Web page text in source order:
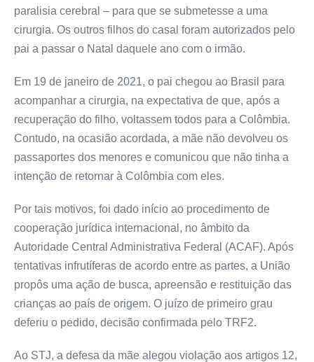
paralisia cerebral – para que se submetesse a uma
cirurgia. Os outros filhos do casal foram autorizados pelo
pai a passar o Natal daquele ano com o irmão.
Em 19 de janeiro de 2021, o pai chegou ao Brasil para
acompanhar a cirurgia, na expectativa de que, após a
recuperação do filho, voltassem todos para a Colômbia.
Contudo, na ocasião acordada, a mãe não devolveu os
passaportes dos menores e comunicou que não tinha a
intenção de retornar à Colômbia com eles.
Por tais motivos, foi dado início ao procedimento de
cooperação jurídica internacional, no âmbito da
Autoridade Central Administrativa Federal (ACAF). Após
tentativas infrutíferas de acordo entre as partes, a União
propôs uma ação de busca, apreensão e restituição das
crianças ao país de origem. O juízo de primeiro grau
deferiu o pedido, decisão confirmada pelo TRF2.
Ao STJ, a defesa da mãe alegou violação aos artigos 12,